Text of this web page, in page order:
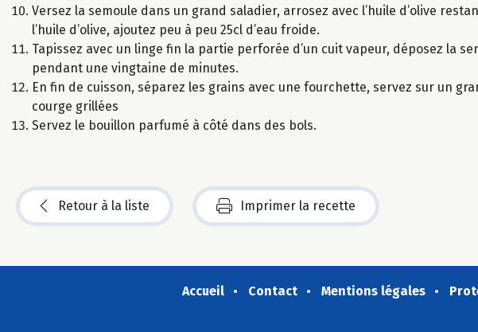
Versez la semoule dans un grand saladier, arrosez avec l’huile d’olive
l’huile d’olive, ajoutez peu à peu 25cl d’eau froide.
Tapissez avec un linge fin la partie perforée d’un cuit vapeur, déposez la
pendant une vingtaine de minutes.
En fin de cuisson, séparez les grains avec une fourchette, servez sur un
courge grillées
Servez le bouillon parfumé à côté dans des bols.
Retour à la liste Imprimer la recette
Accueil Contact Mentions légales